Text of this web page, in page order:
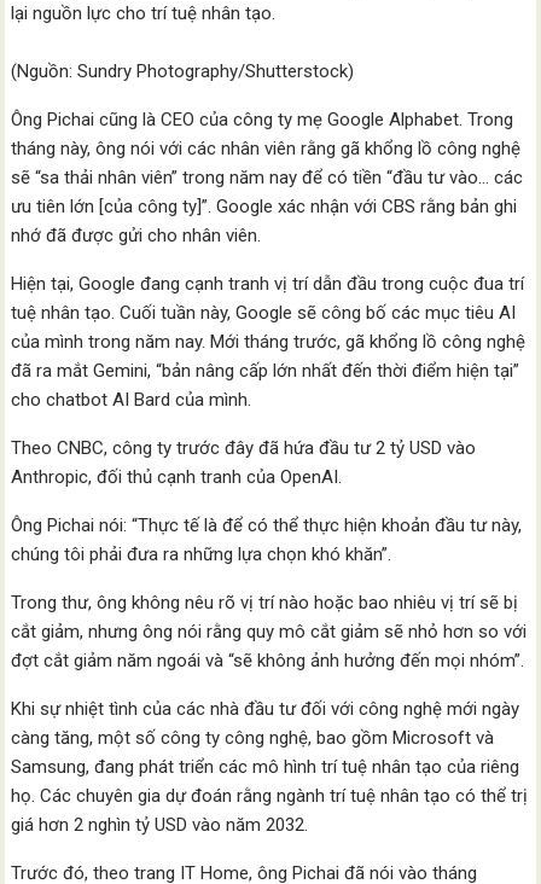
lại nguồn lực cho trí tuệ nhân tạo.
(Nguồn: Sundry Photography/Shutterstock)
Ông Pichai cũng là CEO của công ty mẹ Google Alphabet. Trong
tháng này, ông nói với các nhân viên rằng gã khổng lồ công nghệ
sẽ “sa thải nhân viên” trong năm nay để có tiền “đầu tư vào… các
ưu tiên lớn [của công ty]”. Google xác nhận với CBS rằng bản ghi
nhớ đã được gửi cho nhân viên.
Hiện tại, Google đang cạnh tranh vị trí dẫn đầu trong cuộc đua trí
tuệ nhân tạo. Cuối tuần này, Google sẽ công bố các mục tiêu AI
của mình trong năm nay. Mới tháng trước, gã khổng lồ công nghệ
đã ra mắt Gemini, “bản nâng cấp lớn nhất đến thời điểm hiện tại”
cho chatbot AI Bard của mình.
Theo CNBC, công ty trước đây đã hứa đầu tư 2 tỷ USD vào
Anthropic, đối thủ cạnh tranh của OpenAI.
Ông Pichai nói: “Thực tế là để có thể thực hiện khoản đầu tư này,
chúng tôi phải đưa ra những lựa chọn khó khăn”.
Trong thư, ông không nêu rõ vị trí nào hoặc bao nhiêu vị trí sẽ bị
cắt giảm, nhưng ông nói rằng quy mô cắt giảm sẽ nhỏ hơn so với
đợt cắt giảm năm ngoái và “sẽ không ảnh hưởng đến mọi nhóm”.
Khi sự nhiệt tình của các nhà đầu tư đối với công nghệ mới ngày
càng tăng, một số công ty công nghệ, bao gồm Microsoft và
Samsung, đang phát triển các mô hình trí tuệ nhân tạo của riêng
họ. Các chuyên gia dự đoán rằng ngành trí tuệ nhân tạo có thể trị
giá hơn 2 nghìn tỷ USD vào năm 2032.
Trước đó, theo trang IT Home, ông Pichai đã nói vào tháng